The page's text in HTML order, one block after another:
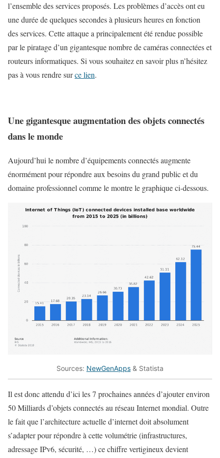
l’ensemble des services proposés. Les problèmes d’accès ont eu
une durée de quelques secondes à plusieurs heures en fonction
des services. Cette attaque a principalement été rendue possible
par le piratage d’un gigantesque nombre de caméras connectées et
routeurs informatiques. Si vous souhaitez en savoir plus n’hésitez
pas à vous rendre surce lien.
Une gigantesque augmentation des objets connectés
dans le monde
Aujourd’hui le nombre d’équipements connectés augmente
énormément pour répondre aux besoins du grand public et du
domaine professionnel comme le montre le graphique ci-dessous.
Sources: NewGenApps & Statista
Il est donc attendu d’ici les 7 prochaines années d’ajouter environ
50 Milliards d’objets connectés au réseau Internet mondial. Outre
le fait que l’architecture actuelle d’internet doit absolument
s’adapter pour répondre à cette volumétrie (infrastructures,
adressage IPv6, sécurité, …) ce chiffre vertigineux devient